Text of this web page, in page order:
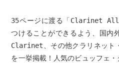
35ページに渡る「Clarinet All
つけることができるよう、国
Clarinet、その他クラリネット
を一挙掲載！人気のビュッフェ